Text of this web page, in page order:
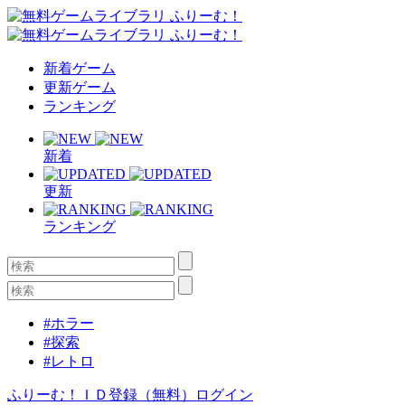
新着ゲーム
更新ゲーム
ランキング
新着
更新
ランキング
#ホラー
#探索
#レトロ
ふりーむ！ＩＤ登録（無料） ログイン